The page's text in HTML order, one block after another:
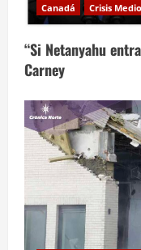
Canadá Crisis
“Si Netanyahu
Carney